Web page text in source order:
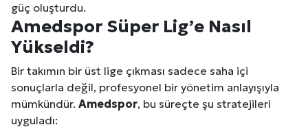
güç oluşturdu.
Amedspor Süper Lig’e Nasıl
Yükseldi?
Bir takımın bir üst lige çıkması sadece saha içi
sonuçlarla değil, profesyonel bir yönetim anlayışıyla
mümkündür. Amedspor, bu süreçte şu stratejileri
uyguladı: